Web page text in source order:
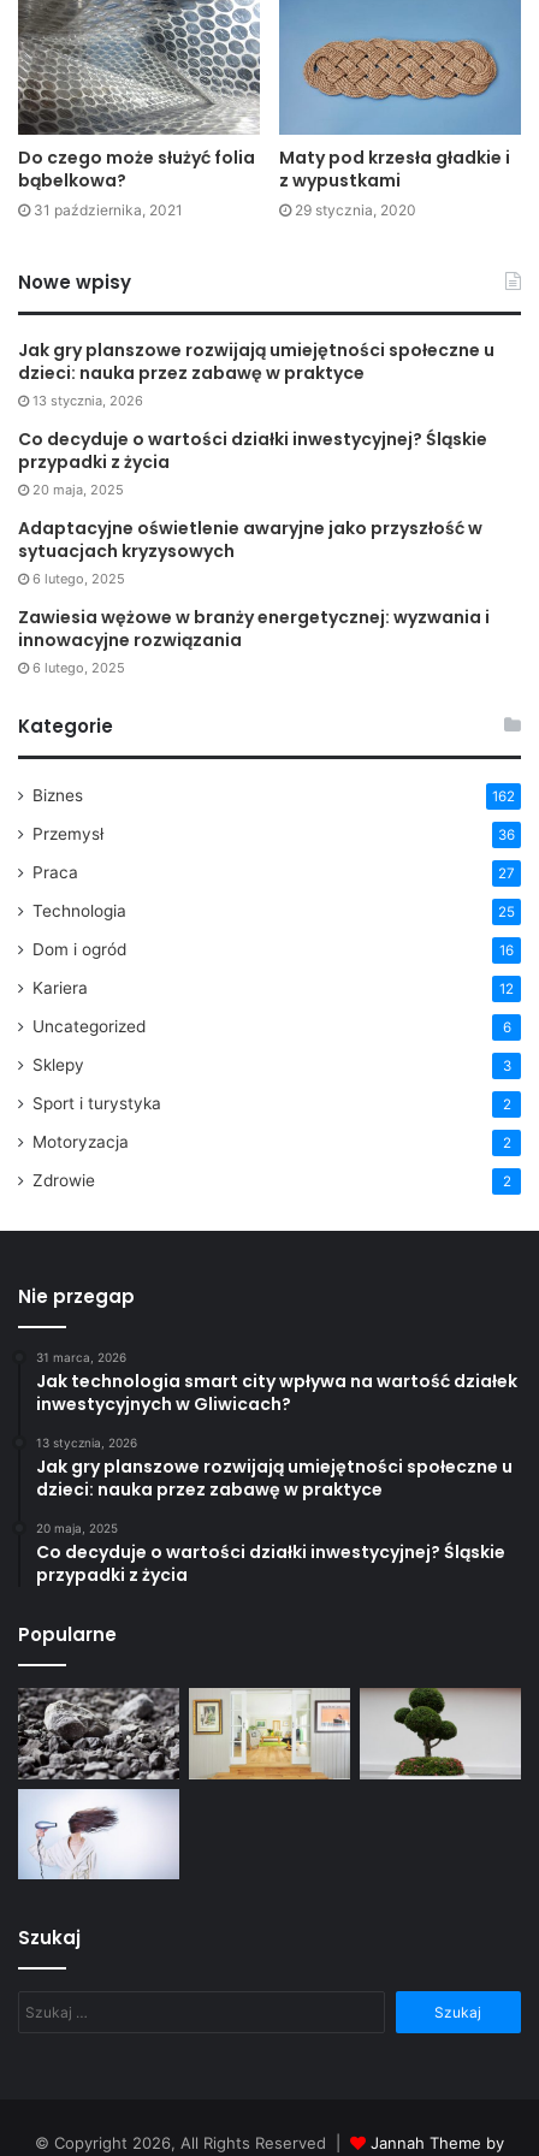
sprawiają, że za buty kupowane online często płaci się
znacznie mniej niż w sklepach stacjonarnych. Ponadto
wiele z nich oferuje bezproblemowy dostęp do całej gamy
rozmiarów, co nie zawsze jest możliwe w tradycyjnych
sklepach. Zainteresowanie sklepami internetowymi jest z
każdym rokiem coraz większe, co przyczynia się do
powstawania nowych miejsc tego typu. Zwiększająca się
mogą liczyć bowiem nie tylko na coraz bardziej atrakcyjne
ceny, ale również na coraz szerszy wybór, oferowany
Do czego może służyć folia
bąbelkowa?
31 października, 2021
Maty pod krzesła gładkie i
z wypustkami
29 stycznia, 2020
Nowe wpisy
Jak gry planszowe rozwijają umiejętności społeczne u
dzieci: nauka przez zabawę w praktyce
13 stycznia, 2026
Co decyduje o wartości działki inwestycyjnej? Śląskie
przypadki z życia
20 maja, 2025
Adaptacyjne oświetlenie awaryjne jako przyszłość w
sytuacjach kryzysowych
6 lutego, 2025
Zawiesia wężowe w branży energetycznej: wyzwania i
innowacyjne rozwiązania
6 lutego, 2025
Kategorie
Biznes 162
Przemysł 36
Praca 27
Technologia 25
Dom i ogród 16
Kariera 12
Uncategorized 6
Sklepy 3
Sport i turystyka 2
Motoryzacja 2
Zdrowie 2
Nie przegap
31 marca, 2026
Jak technologia smart city wpływa na wartość działek
inwestycyjnych w Gliwicach?
13 stycznia, 2026
Jak gry planszowe rozwijają umiejętności społeczne u
dzieci: nauka przez zabawę w praktyce
20 maja, 2025
Co decyduje o wartości działki inwestycyjnej? Śląskie
przypadki z życia
Popularne
Szukaj
Szukaj:
© Copyright 2026, All Rights Reserved | Jannah Theme by